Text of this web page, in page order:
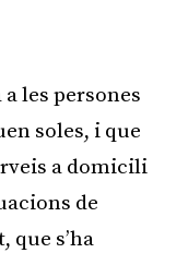
les persones
soles, i que
a domicili
de
s’ha